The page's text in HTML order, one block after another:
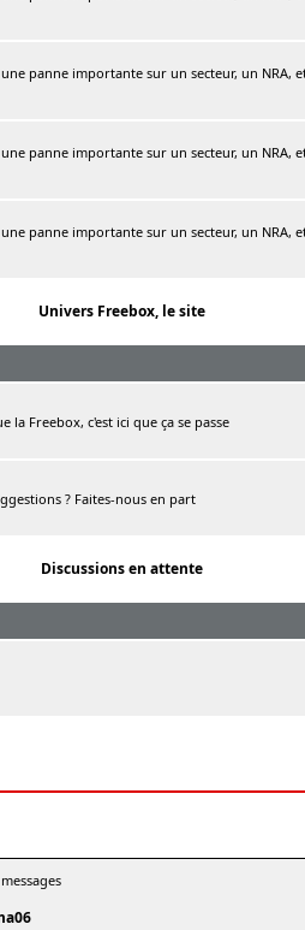
panne importante sur un secteur, un NRA,
panne importante sur un secteur, un NRA,
panne importante sur un secteur, un NRA,
Univers Freebox, le site
la Freebox, c'est ici que ça se passe
? Faites-nous en part
Discussions en attente
messages